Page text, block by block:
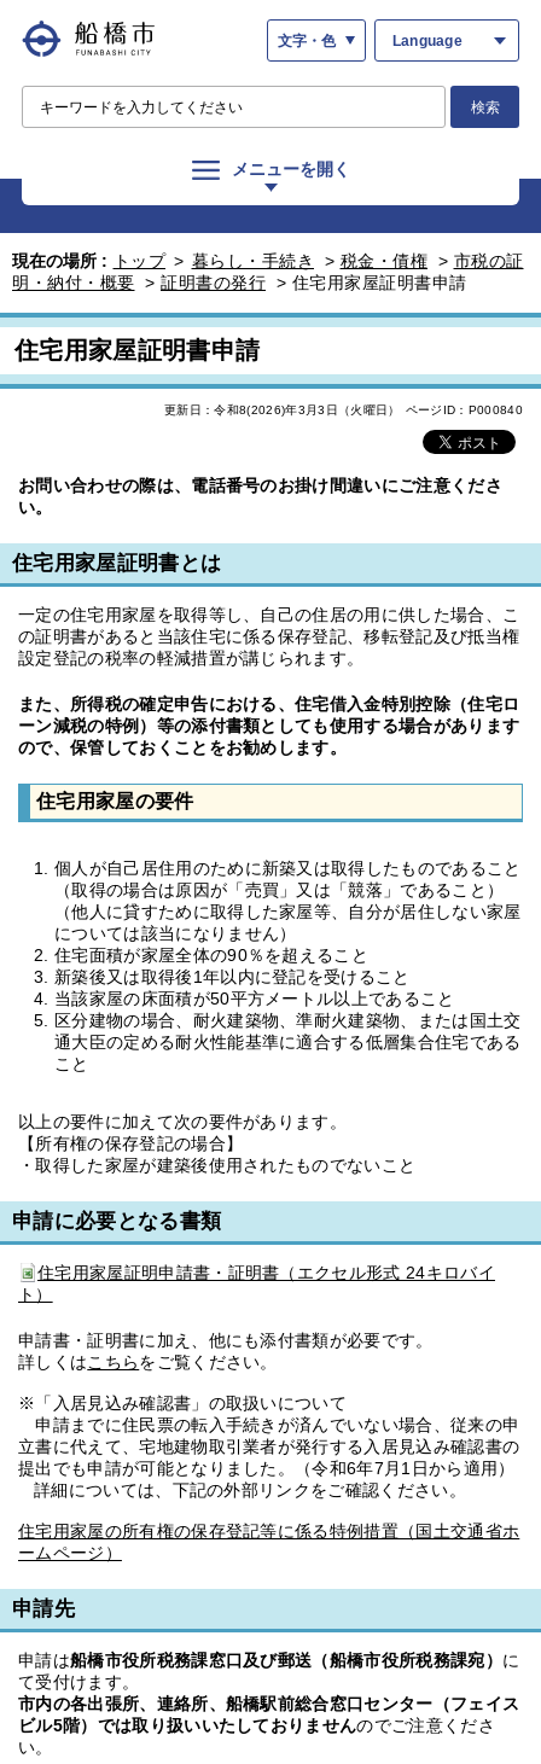
文字・色 Language
検索
メニューを開く
現在の場所 : トップ > 暮らし・手続き > 税金・債権 > 市税の証
明・納付・概要 > 証明書の発行 > 住宅用家屋証明書申請
住宅用家屋証明書申請
更新日：令和8(2026)年3月3日（火曜日） ページID：P000840
お問い合わせの際は、電話番号のお掛け間違いにご注意くださ
い。
住宅用家屋証明書とは
一定の住宅用家屋を取得等し、自己の住居の用に供した場合、こ
の証明書があると当該住宅に係る保存登記、移転登記及び抵当権
設定登記の税率の軽減措置が講じられます。
また、所得税の確定申告における、住宅借入金特別控除（住宅ロ
ーン減税の特例）等の添付書類としても使用する場合があります
ので、保管しておくことをお勧めします。
住宅用家屋の要件
個人が自己居住用のために新築又は取得したものであること
（取得の場合は原因が「売買」又は「競落」であること）
（他人に貸すために取得した家屋等、自分が居住しない家屋
については該当になりません）
住宅面積が家屋全体の90％を超えること
新築後又は取得後1年以内に登記を受けること
当該家屋の床面積が50平方メートル以上であること
区分建物の場合、耐火建築物、準耐火建築物、または国土交
通大臣の定める耐火性能基準に適合する低層集合住宅である
こと
以上の要件に加えて次の要件があります。
【所有権の保存登記の場合】
・取得した家屋が建築後使用されたものでないこと
申請に必要となる書類
住宅用家屋証明申請書・証明書（エクセル形式 24キロバイ
ト）
申請書・証明書に加え、他にも添付書類が必要です。
詳しくはこちらをご覧ください。
※「入居見込み確認書」の取扱いについて
申請までに住民票の転入手続きが済んでいない場合、従来の申
立書に代えて、宅地建物取引業者が発行する入居見込み確認書の
提出でも申請が可能となりました。（令和6年7月1日から適用）
詳細については、下記の外部リンクをご確認ください。
住宅用家屋の所有権の保存登記等に係る特例措置（国土交通省ホ
ームページ）
申請先
申請は船橋市役所税務課窓口及び郵送（船橋市役所税務課宛） に
て受付けます。
市内の各出張所、連絡所、船橋駅前総合窓口センター（フェイス
ビル5階）では取り扱いいたしておりませんのでご注意くださ
い。